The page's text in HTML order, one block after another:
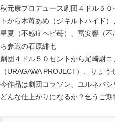
秋元康プロデュース劇団４ドル５
トから木苺あめ（ジキルトハイド
星夏（不感症ヘビ苺）、冨安響（
ら参戦の石原緋七
劇団４ドル５０セントから尾崎尉
（URAGAWA PROJECT）、りょう
今作品は劇団コラソン、ユルネバシ
どんな仕上がりになるか？乞うご期